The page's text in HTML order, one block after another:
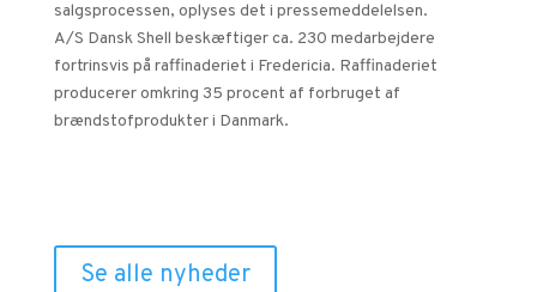
salgsprocessen, oplyses det i pressemeddelelsen.
A/S Dansk Shell beskæftiger ca. 230 medarbejdere
fortrinsvis på raffinaderiet i Fredericia. Raffinaderiet
producerer omkring 35 procent af forbruget af
brændstofprodukter i Danmark.
Se alle nyheder